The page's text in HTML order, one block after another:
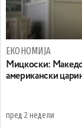
ЕКОНОМИЈА
Мицкоски:
американски
пред 2 недели